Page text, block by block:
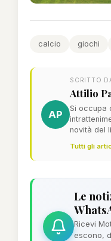
calcio giochi
AP
SCRITTO
Attilio
Si occupa
novità del
Tutti gli
Le
Ricevi
escono,